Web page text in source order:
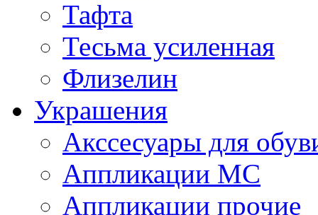
Тафта
Тесьма усиленная
Флизелин
Украшения
Акссесуары для
Аппликации МС
Аппликации прочие